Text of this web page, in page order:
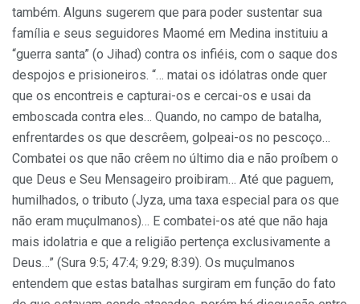
também. Alguns sugerem que para poder sustentar sua
família e seus seguidores Maomé em Medina instituiu a
“guerra santa” (o Jihad) contra os infiéis, com o saque dos
despojos e prisioneiros. “… matai os idólatras onde quer
que os encontreis e capturai-os e cercai-os e usai da
emboscada contra eles… Quando, no campo de batalha,
enfrentardes os que descrêem, golpeai-os no pescoço…
Combatei os que não crêem no último dia e não proíbem o
que Deus e Seu Mensageiro proibiram… Até que paguem,
humilhados, o tributo (Jyza, uma taxa especial para os que
não eram muçulmanos)… E combatei-os até que não haja
mais idolatria e que a religião pertença exclusivamente a
Deus…” (Sura 9:5; 47:4; 9:29; 8:39). Os muçulmanos
entendem que estas batalhas surgiram em função do fato